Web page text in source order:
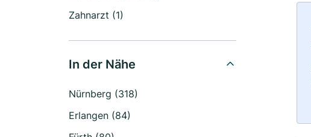
Zahnarzt (1)
In der Nähe
Nürnberg (318)
Erlangen (84)